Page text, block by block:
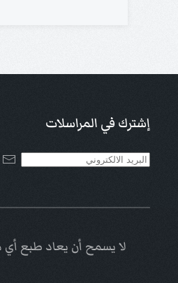
إشترك في المراسلات
لا يسمح أن يعاد طبع أي